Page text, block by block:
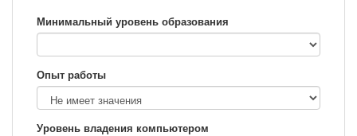
Минимальный уровень образования
Опыт работы
Уровень владения компьютером